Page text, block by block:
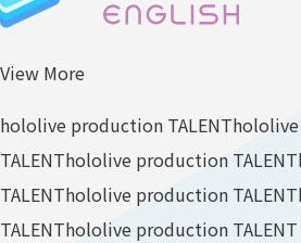
View More
hololive production TALENT
TALENThololive production TALENT
TALENThololive production TALENT
TALENThololive production TALENT